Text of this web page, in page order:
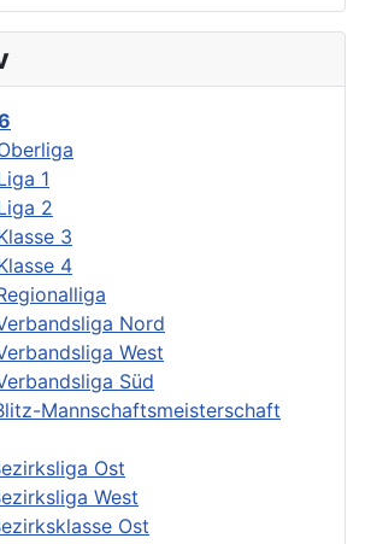
1
2
3
4
Nord
West
Süd
Mannschaftsmeisterschaft
Ost
West
Ost